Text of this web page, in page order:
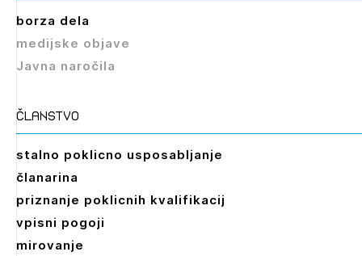
borza dela
medijske objave
Javna naročila
članstvo
stalno poklicno usposabljanje
članarina
priznanje poklicnih kvalifikacij
vpisni pogoji
mirovanje